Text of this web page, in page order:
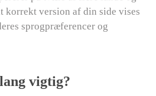
korrekt version af din side vises
sprogpræferencer og
vigtig?